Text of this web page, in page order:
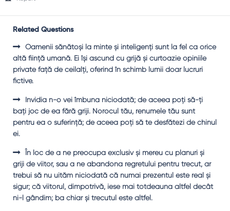
Related Questions
Oamenii sănătoşi la minte şi inteligenţi sunt la fel ca orice
altă fiinţă umană. Ei îşi ascund cu grijă şi curtoazie opiniile
private faţă de ceilalţi, oferind în schimb lumii doar lucruri
fictive.
Invidia n-o vei îmbuna niciodată; de aceea poţi să-ţi
baţi joc de ea fără griji. Norocul tău, renumele tău sunt
pentru ea o suferinţă; de aceea poţi să te desfătezi de chinul
ei.
În loc de a ne preocupa exclusiv şi mereu cu planuri şi
griji de viitor, sau a ne abandona regretului pentru trecut, ar
trebui să nu uităm niciodată că numai prezentul este real şi
sigur; că viitorul, dimpotrivă, iese mai totdeauna altfel decât
ni-l gândim; ba chiar şi trecutul este altfel.